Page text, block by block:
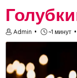
Admin ~1 минут